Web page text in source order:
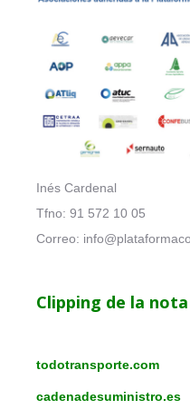
Inés Cardenal
Tfno: 91 572 10 05
Correo:
Clipping de la
todotransporte.com
cadenadesuministro.es